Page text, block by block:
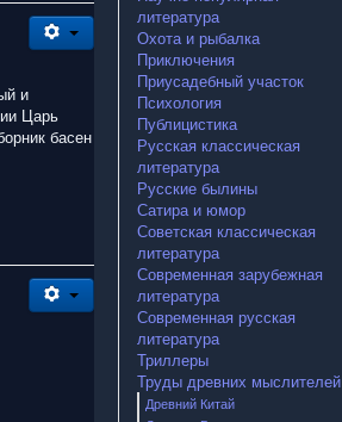
и
Царь
басен
литература
Охота и рыбалка
Приключения
Приусадебный участок
Психология
Публицистика
Русская классическая
литература
Русские былины
Сатира и юмор
Советская классическая
литература
Современная зарубежная
литература
Современная русская
литература
Триллеры
Труды древних мыслителей
Древний Китай